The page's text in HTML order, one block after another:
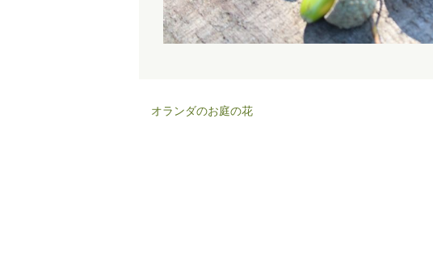
オランダのお庭の花